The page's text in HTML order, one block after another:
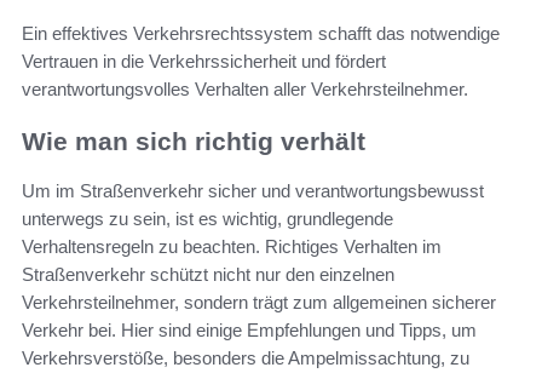
Ein effektives Verkehrsrechtssystem schafft das notwendige
Vertrauen in die Verkehrssicherheit und fördert
verantwortungsvolles Verhalten aller Verkehrsteilnehmer.
Wie man sich richtig verhält
Um im Straßenverkehr sicher und verantwortungsbewusst
unterwegs zu sein, ist es wichtig, grundlegende
Verhaltensregeln zu beachten. Richtiges Verhalten im
Straßenverkehr schützt nicht nur den einzelnen
Verkehrsteilnehmer, sondern trägt zum allgemeinen sicherer
Verkehr bei. Hier sind einige Empfehlungen und Tipps, um
Verkehrsverstöße, besonders die Ampelmissachtung, zu